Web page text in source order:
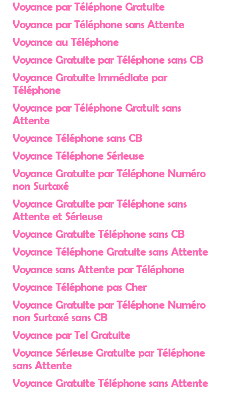
Voyance par Téléphone Gratuite
Voyance par Téléphone sans Attente
Voyance au Téléphone
Voyance Gratuite par Téléphone sans CB
Voyance Gratuite Immédiate par
Téléphone
Voyance par Téléphone Gratuit sans
Attente
Voyance Téléphone sans CB
Voyance Téléphone Sérieuse
Voyance Gratuite par Téléphone Numéro
non Surtaxé
Voyance Gratuite par Téléphone sans
Attente et Sérieuse
Voyance Gratuite Téléphone sans CB
Voyance Téléphone Gratuite sans Attente
Voyance sans Attente par Téléphone
Voyance Téléphone pas Cher
Voyance Gratuite par Téléphone Numéro
non Surtaxé sans CB
Voyance par Tel Gratuite
Voyance Sérieuse Gratuite par Téléphone
sans Attente
Voyance Gratuite Téléphone sans Attente